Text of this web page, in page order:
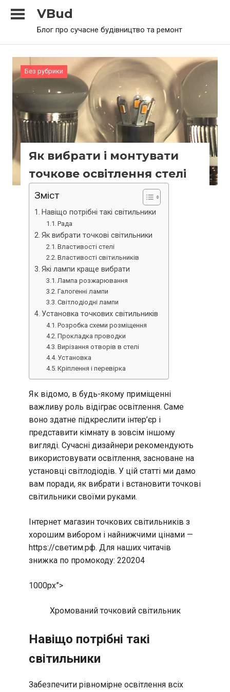
VBud
Блог про сучасне будівництво та ремонт
Без рубрики
Як вибрати і монтувати
точкове освітлення стелі
Зміст
Навіщо потрібні такі світильники
Рада
Як вибрати точкові світильники
Властивості стелі
Властивості світильників
Які лампи краще вибрати
Лампа розжарювання
Галогенні лампи
Світлодіодні лампи
Установка точкових світильників
Розробка схеми розміщення
Прокладка проводки
Вирізання отворів в стелі
Установка
Кріплення і перевірка
Як відомо, в будь-якому приміщенні
важливу роль відіграє освітлення. Саме
воно здатне підкреслити інтер’єр і
представити кімнату в зовсім іншому
вигляді. Сучасні дизайнери рекомендують
використовувати освітлення, засноване на
установці світлодіодів. У цій статті ми дамо
вам поради, як вибрати і встановити точкові
світильники своїми руками.
Інтернет магазин точкових світильників з
хорошим вибором і найнижчими цінами —
https://светим.рф. Для наших читачів
знижка по промокоду: 220204
1000px”>
Хромований точковий світильник
Навіщо потрібні такі
світильники
Забезпечити рівномірне освітлення всіх